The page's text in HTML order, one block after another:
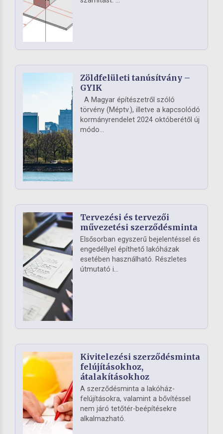
Zöldfelületi tanúsítvány –
GYIK
A Magyar építészetről szóló
törvény (Méptv.), illetve a kapcsolódó
kormányrendelet 2024 októberétől új
módo...
Tervezési és tervezői
művezetési szerződésminta
Elsősorban egyszerű bejelentéssel és
engedéllyel építhető lakóházak
esetében használható. Részletes
útmutató i...
Kivitelezési szerződésminta
felújításokhoz,
átalakításokhoz
A szerződésminta a lakóház-
felújításokra, valamint a bővítéssel
nem járó tetőtér-beépítésekre
alkalmazható.